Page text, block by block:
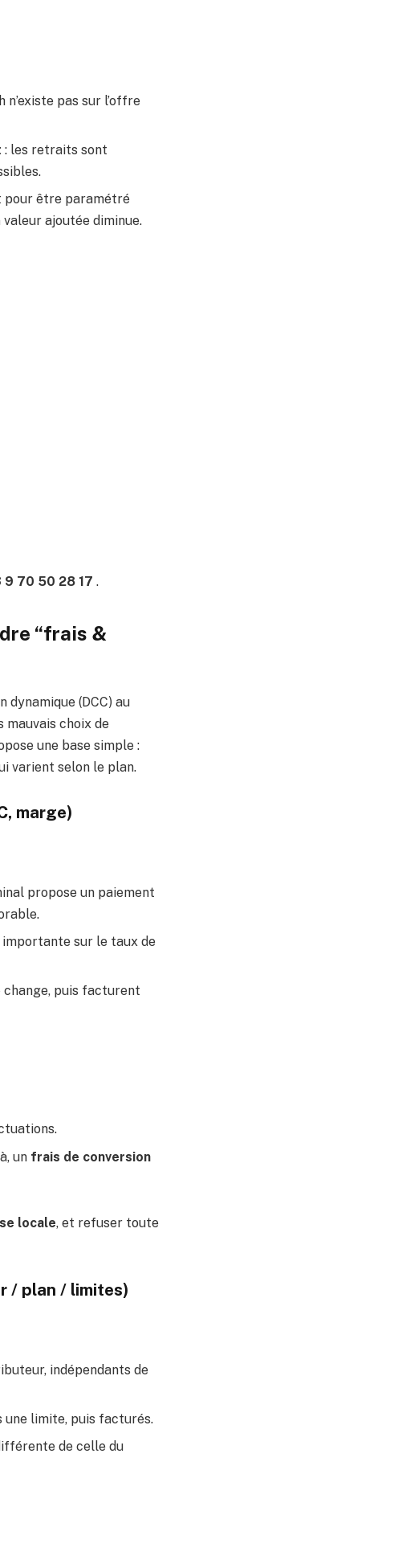
n’existe pas sur l’offre
: les retraits sont
pour être paramétré
ajoutée diminue.
9 70 50 28 17 .
“frais &
dynamique (DCC) au
choix de
une base simple :
varient selon le plan.
marge)
propose un paiement
sur le taux de
puis facturent
un frais de conversion
locale, et refuser toute
/ plan / limites)
indépendants de
une limite, puis facturés.
de celle du